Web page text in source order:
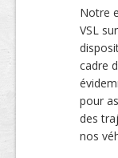
Notre
VSL
cadre
pour
des
nos